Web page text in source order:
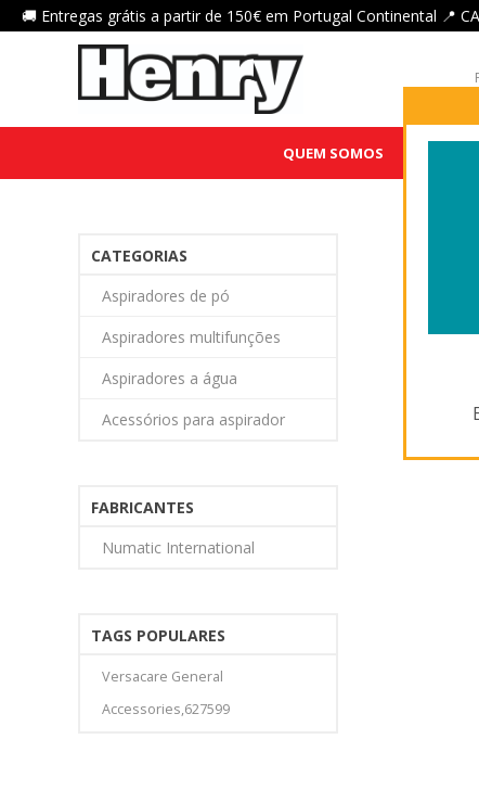
🚚 Entregas grátis a partir de 150€ em Portugal Continental 📍
QUEM SOMOS
CATEGORIAS
Aspiradores de pó
Aspiradores multifunções
Aspiradores a água
Acessórios para aspirador
FABRICANTES
Numatic International
TAGS POPULARES
Versacare General
Accessories,627599